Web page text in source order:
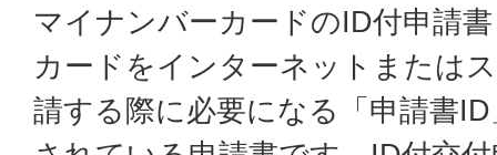
マイナンバーカードのID付申請
カードをインターネットまたは
請する際に必要になる「申請書